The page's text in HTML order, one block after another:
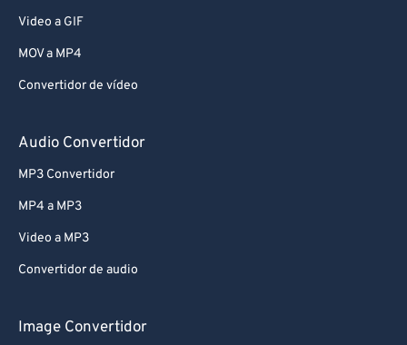
Video a GIF
MOV a MP4
Convertidor de vídeo
Audio Convertidor
MP3 Convertidor
MP4 a MP3
Video a MP3
Convertidor de audio
Image Convertidor